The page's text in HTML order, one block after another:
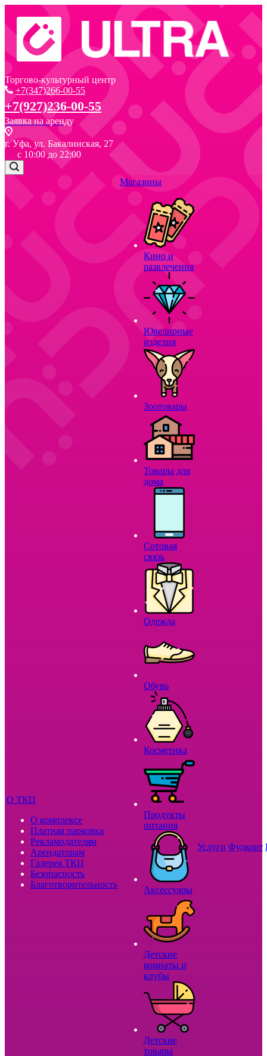
Торгово-культурный центр
+7(347)266-00-55
+7(927)236-00-55
Заявка на аренду
г. Уфа, ул. Бакалинская, 27
с 10:00 до 22:00
О ТКЦ
О комплексе
Платная парковка
Рекламодателям
Арендаторам
Галерея ТКЦ
Безопасность
Благотворительность
Магазины
Кино и
развлечения
Ювелирные
изделия
Зоотовары
Товары для
дома
Сотовая
связь
Одежда
Обувь
Косметика
Продукты
питания
Аксессуары
Детские
комнаты и
клубы
Детские
товары
Услуги Фудкорт